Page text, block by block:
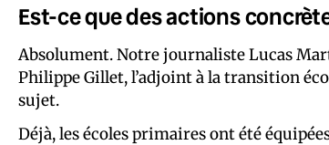
Est-ce que des actions
Absolument. Notre journaliste Lucas
Philippe Gillet, l’adjoint à la transition
sujet.
Déjà, les écoles primaires ont été